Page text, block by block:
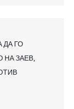
ДА ГО
НА ЗАЕВ,